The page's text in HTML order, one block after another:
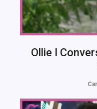
Ollie I